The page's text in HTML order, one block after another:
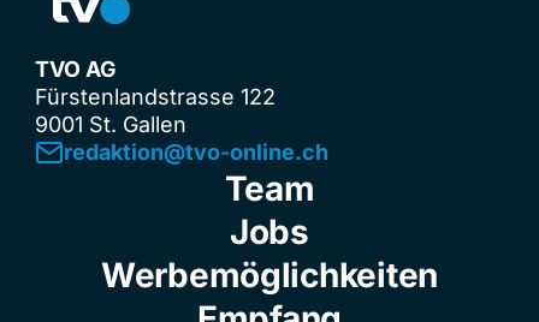
TVO AG
Fürstenlandstrasse 122
9001 St. Gallen
redaktion@tvo-online.ch
Team
Jobs
Werbemöglichkeiten